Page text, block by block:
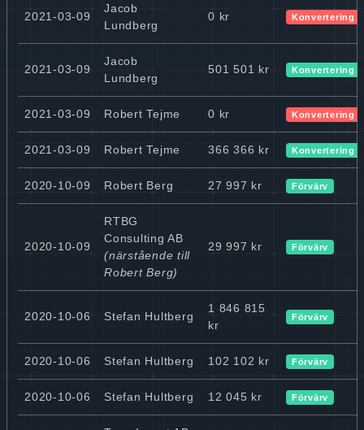
2021-03-09
Jacob
Lundberg
0 kr Konvertering
2021-03-09
Jacob
Lundberg
501 501 kr Konvertering
2021-03-09 Robert Tejme 0 kr Konvertering
2021-03-09 Robert Tejme 366 366 kr Konvertering
2020-10-09 Robert Berg 27 997 kr Förvärv
2020-10-09
RTBG
Consulting AB
(närstående till
Robert Berg)
29 997 kr Förvärv
2020-10-06 Stefan Hultberg
1 846 815
kr
Förvärv
2020-10-06 Stefan Hultberg 102 102 kr Förvärv
2020-10-06 Stefan Hultberg 12 045 kr Förvärv